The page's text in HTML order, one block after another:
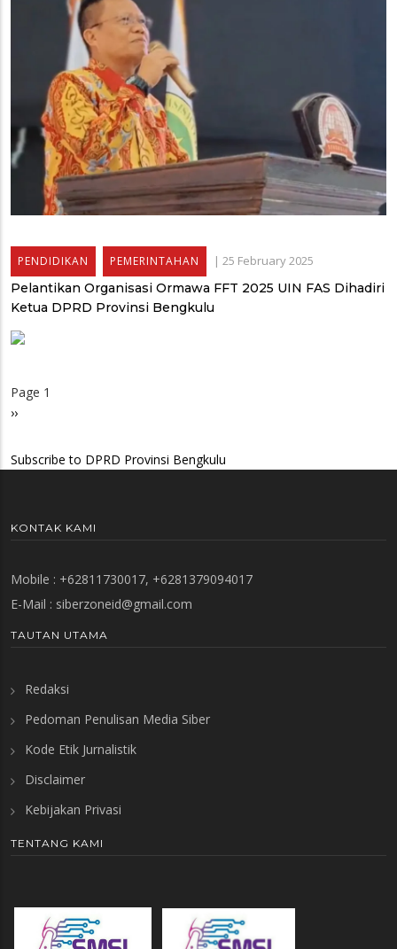
PENDIDIKAN PEMERINTAHAN | 25 February 2025
Pelantikan Organisasi Ormawa FFT 2025 UIN FAS Dihadiri
Ketua DPRD Provinsi Bengkulu
Pagination
Page 1
Next
››
Subscribe to DPRD Provinsi Bengkulu
KONTAK KAMI
Mobile : +62811730017, +6281379094017
E-Mail : siberzoneid@gmail.com
TAUTAN UTAMA
Redaksi
Pedoman Penulisan Media Siber
Kode Etik Jurnalistik
Disclaimer
Kebijakan Privasi
TENTANG KAMI